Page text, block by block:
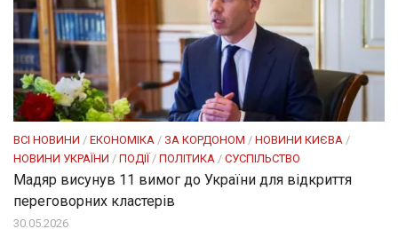
ВСІ НОВИНИ / ЕКОНОМІКА / ЗА КОРДОНОМ / НОВИНИ КИЄВА /
НОВИНИ УКРАЇНИ / ПОДІЇ/ ПОЛІТИКА / СУСПІЛЬСТВО
Мадяр висунув 11 вимог до України для відкриття
переговорних кластерів
30.05.2026